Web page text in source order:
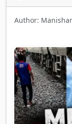
Author: